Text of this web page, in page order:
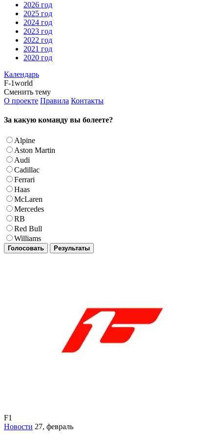
2026 год
2025 год
2024 год
2023 год
2022 год
2021 год
2020 год
Календарь
F-1world
Сменить тему
О проекте Правила Контакты
За какую команду вы болеете?
Alpine
Aston Martin
Audi
Cadillac
Ferrari
Haas
McLaren
Mercedes
RB
Red Bull
Williams
Голосовать Результаты
F1
Новости 27, февраль